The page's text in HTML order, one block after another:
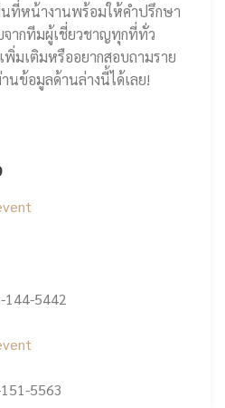
นที่หน้างานพร้อมให้คำปรึกษา
จากทีมผู้เชี่ยวชาญทุกที่ทั่ว
พิ่มเติมหรืออยากสอบถามราย
นข้อมูลด้านล่างนี้ได้เลย!
144-5442
5563